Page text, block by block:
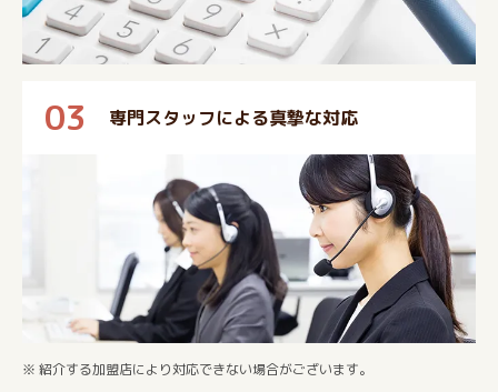
03 専門スタッフによる真摯な対応
※ 紹介する加盟店により対応できない場合がございます。